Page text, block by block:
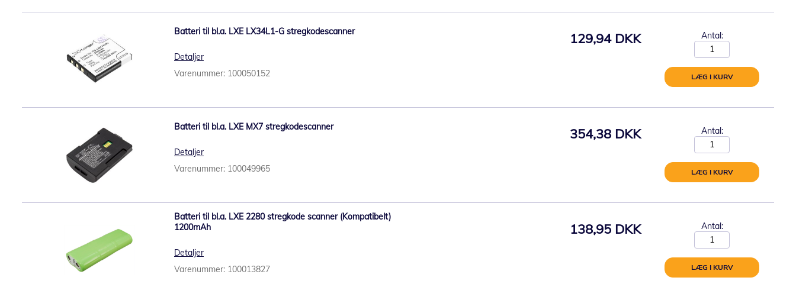
Batteri til bl.a. LXE LX34L1-G stregkodescanner
Detaljer
Varenummer: 100050152
129,94 DKK Antal:
LÆG I KURV
Batteri til bl.a. LXE MX7 stregkodescanner
Detaljer
Varenummer: 100049965
354,38 DKK Antal:
LÆG I KURV
Batteri til bl.a. LXE 2280 stregkode scanner (Kompatibelt)
1200mAh
Detaljer
Varenummer: 100013827
138,95 DKK Antal:
LÆG I KURV